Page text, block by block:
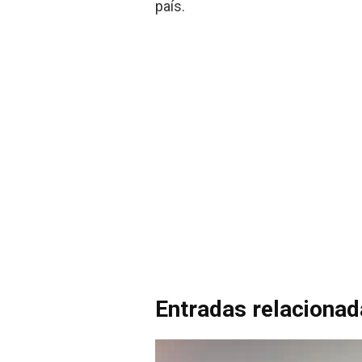
país.
Entradas